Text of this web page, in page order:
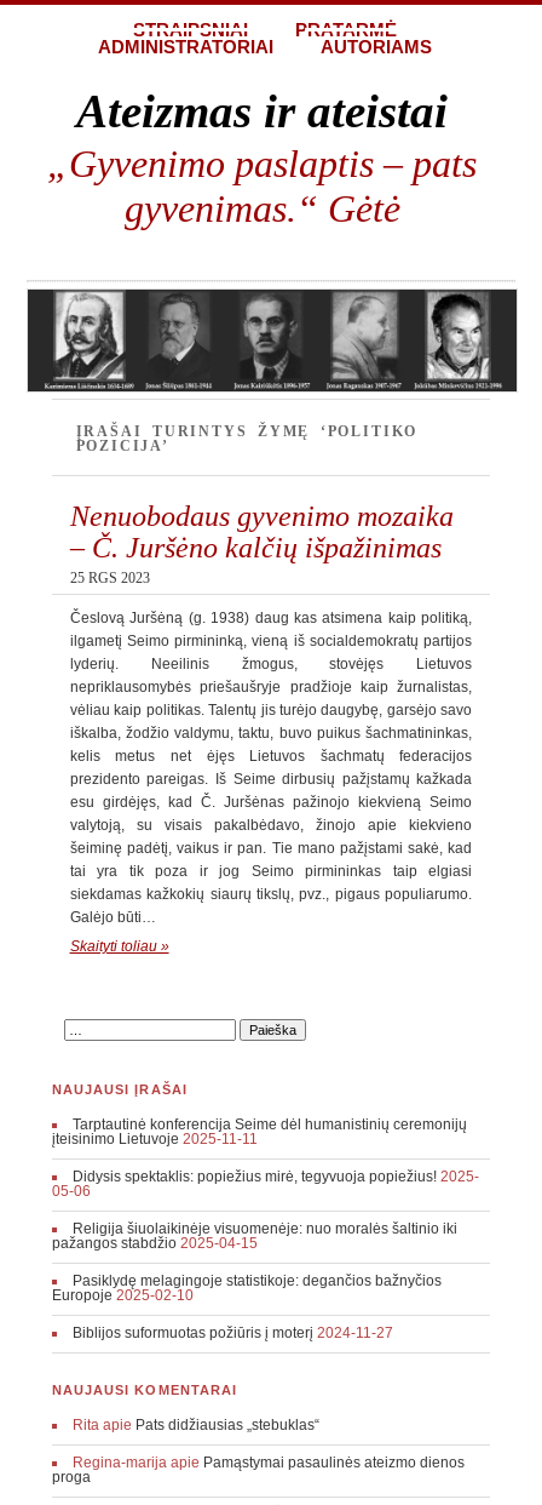
STRAIPSNIAI
PRATARMĖ
ADMINISTRATORIAI
AUTORIAMS
Ateizmas ir ateistai
„Gyvenimo paslaptis – pats
gyvenimas.“ Gėtė
ĮRAŠAI TURINTYS ŽYMĘ ‘POLITIKO
POZICIJA’
Nenuobodaus gyvenimo mozaika
– Č. Juršėno kalčių išpažinimas
25 RGS 2023
Česlovą Juršėną (g. 1938) daug kas atsimena kaip politiką,
ilgametį Seimo pirmininką, vieną iš socialdemokratų partijos
lyderių. Neeilinis žmogus, stovėjęs Lietuvos
nepriklausomybės priešaušryje pradžioje kaip žurnalistas,
vėliau kaip politikas. Talentų jis turėjo daugybę, garsėjo savo
iškalba, žodžio valdymu, taktu, buvo puikus šachmatininkas,
kelis metus net ėjęs Lietuvos šachmatų federacijos
prezidento pareigas. Iš Seime dirbusių pažįstamų kažkada
esu girdėjęs, kad Č. Juršėnas pažinojo kiekvieną Seimo
valytoją, su visais pakalbėdavo, žinojo apie kiekvieno
šeiminę padėtį, vaikus ir pan. Tie mano pažįstami sakė, kad
tai yra tik poza ir jog Seimo pirmininkas taip elgiasi
siekdamas kažkokių siaurų tikslų, pvz., pigaus populiarumo.
Galėjo būti…
Skaityti toliau »
NAUJAUSI ĮRAŠAI
Tarptautinė konferencija Seime dėl humanistinių ceremonijų
įteisinimo Lietuvoje 2025-11-11
Didysis spektaklis: popiežius mirė, tegyvuoja popiežius! 2025-
05-06
Religija šiuolaikinėje visuomenėje: nuo moralės šaltinio iki
pažangos stabdžio 2025-04-15
Pasiklydę melagingoje statistikoje: degančios bažnyčios
Europoje 2025-02-10
Biblijos suformuotas požiūris į moterį 2024-11-27
NAUJAUSI KOMENTARAI
Ritaapie Pats didžiausias „stebuklas“
Regina-marijaapie Pamąstymai pasaulinės ateizmo dienos
proga